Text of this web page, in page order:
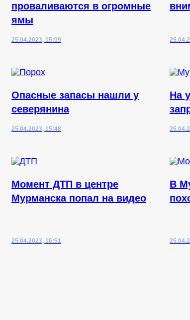
проваливаются в огромные
ямы
25.04.2023, 15:09
Опасные запасы нашли у
северянина
25.04.2023, 15:48
На
Момент ДТП в центре
Мурманска попал на видео
25.04.2023, 16:51
В